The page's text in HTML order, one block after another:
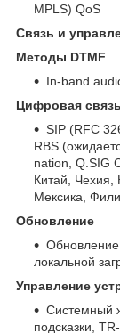
MPLS) QoS
Связь и
Методы DTMF
In-band
Цифровая связь
SIP (RFC
RBS
nation, Q.SIG
Китай, Чехия,
Мексика,
Обновление
локальной
Управление
Системный
подсказки,